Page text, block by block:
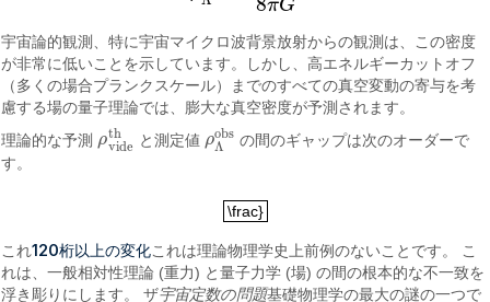
πG
宇宙論的観測、特に宇宙マイクロ波背景放射からの観測は、この密度
が非常に低いことを示しています。しかし、高エネルギーカットオフ
（多くの場合プランクスケール）までのすべての真空変動の寄与を考
慮する場の量子理論では、膨大な真空密度が予測されます。
理論的な予測 ρth
vide
ρvide h
と測定値 ρobs
Λ
ρΛobs
の間のギャップは次のオーダーで
す。
\frac}
\frac}
これ120桁以上の変化これは理論物理学史上前例のないことです。 こ
れは、一般相対性理論 (重力) と量子力学 (場) の間の根本的な不一致を
浮き彫りにします。 ザ宇宙定数の問題基礎物理学の最大の謎の一つで